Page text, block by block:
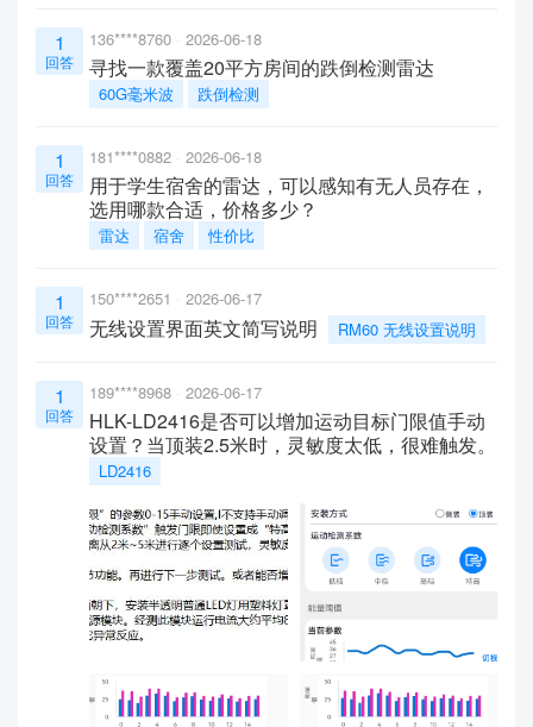
1
回答
136****8760 2026-06-18
寻找一款覆盖20平方房间的跌倒检测雷达
60G毫米波 跌倒检测
1
回答
181****0882 2026-06-18
用于学生宿舍的雷达，可以感知有无人员存在，
选用哪款合适，价格多少？
雷达 宿舍 性价比
1
回答
150****2651 2026-06-17
无线设置界面英文简写说明 RM60 无线设置说明
1
回答
189****8968 2026-06-17
HLK-LD2416是否可以增加运动目标门限值手动
设置？当顶装2.5米时，灵敏度太低，很难触发。
LD2416